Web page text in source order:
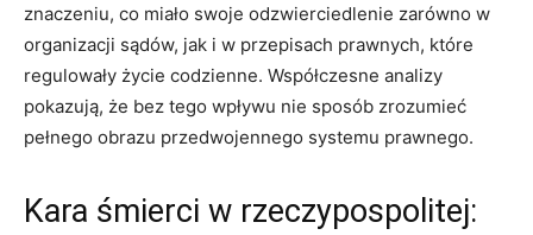
znaczeniu, co miało swoje odzwierciedlenie zarówno w
organizacji sądów, jak i w przepisach prawnych, które
regulowały życie codzienne. Współczesne analizy
pokazują, że bez tego wpływu nie sposób zrozumieć
pełnego obrazu przedwojennego systemu prawnego.
Kara śmierci w rzeczypospolitej: